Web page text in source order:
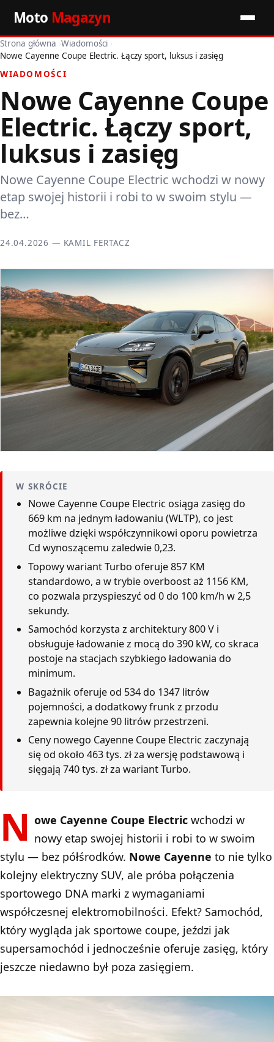
Moto Magazyn
Start
Wiadomości
Premiery
Porady motoryzacyjne
Pozostałe artykuły
Strona główna ›Wiadomości ›
Nowe Cayenne Coupe Electric. Łączy sport, luksus i zasięg
WIADOMOŚCI
Nowe Cayenne Coupe
Electric. Łączy sport,
luksus i zasięg
Nowe Cayenne Coupe Electric wchodzi w nowy
etap swojej historii i robi to w swoim stylu —
bez…
24.04.2026 — KAMIL FERTACZ
W SKRÓCIE
Nowe Cayenne Coupe Electric osiąga zasięg do
669 km na jednym ładowaniu (WLTP), co jest
możliwe dzięki współczynnikowi oporu powietrza
Cd wynoszącemu zaledwie 0,23.
Topowy wariant Turbo oferuje 857 KM
standardowo, a w trybie overboost aż 1156 KM,
co pozwala przyspieszyć od 0 do 100 km/h w 2,5
sekundy.
Samochód korzysta z architektury 800 V i
obsługuje ładowanie z mocą do 390 kW, co skraca
postoje na stacjach szybkiego ładowania do
minimum.
Bagażnik oferuje od 534 do 1347 litrów
pojemności, a dodatkowy frunk z przodu
zapewnia kolejne 90 litrów przestrzeni.
Ceny nowego Cayenne Coupe Electric zaczynają
się od około 463 tys. zł za wersję podstawową i
sięgają 740 tys. zł za wariant Turbo.
N owe Cayenne Coupe Electric wchodzi w
nowy etap swojej historii i robi to w swoim
stylu — bez półśrodków. Nowe Cayenne to nie tylko
kolejny elektryczny SUV, ale próba połączenia
sportowego DNA marki z wymaganiami
współczesnej elektromobilności. Efekt? Samochód,
który wygląda jak sportowe coupe, jeździ jak
supersamochód i jednocześnie oferuje zasięg, który
jeszcze niedawno był poza zasięgiem.